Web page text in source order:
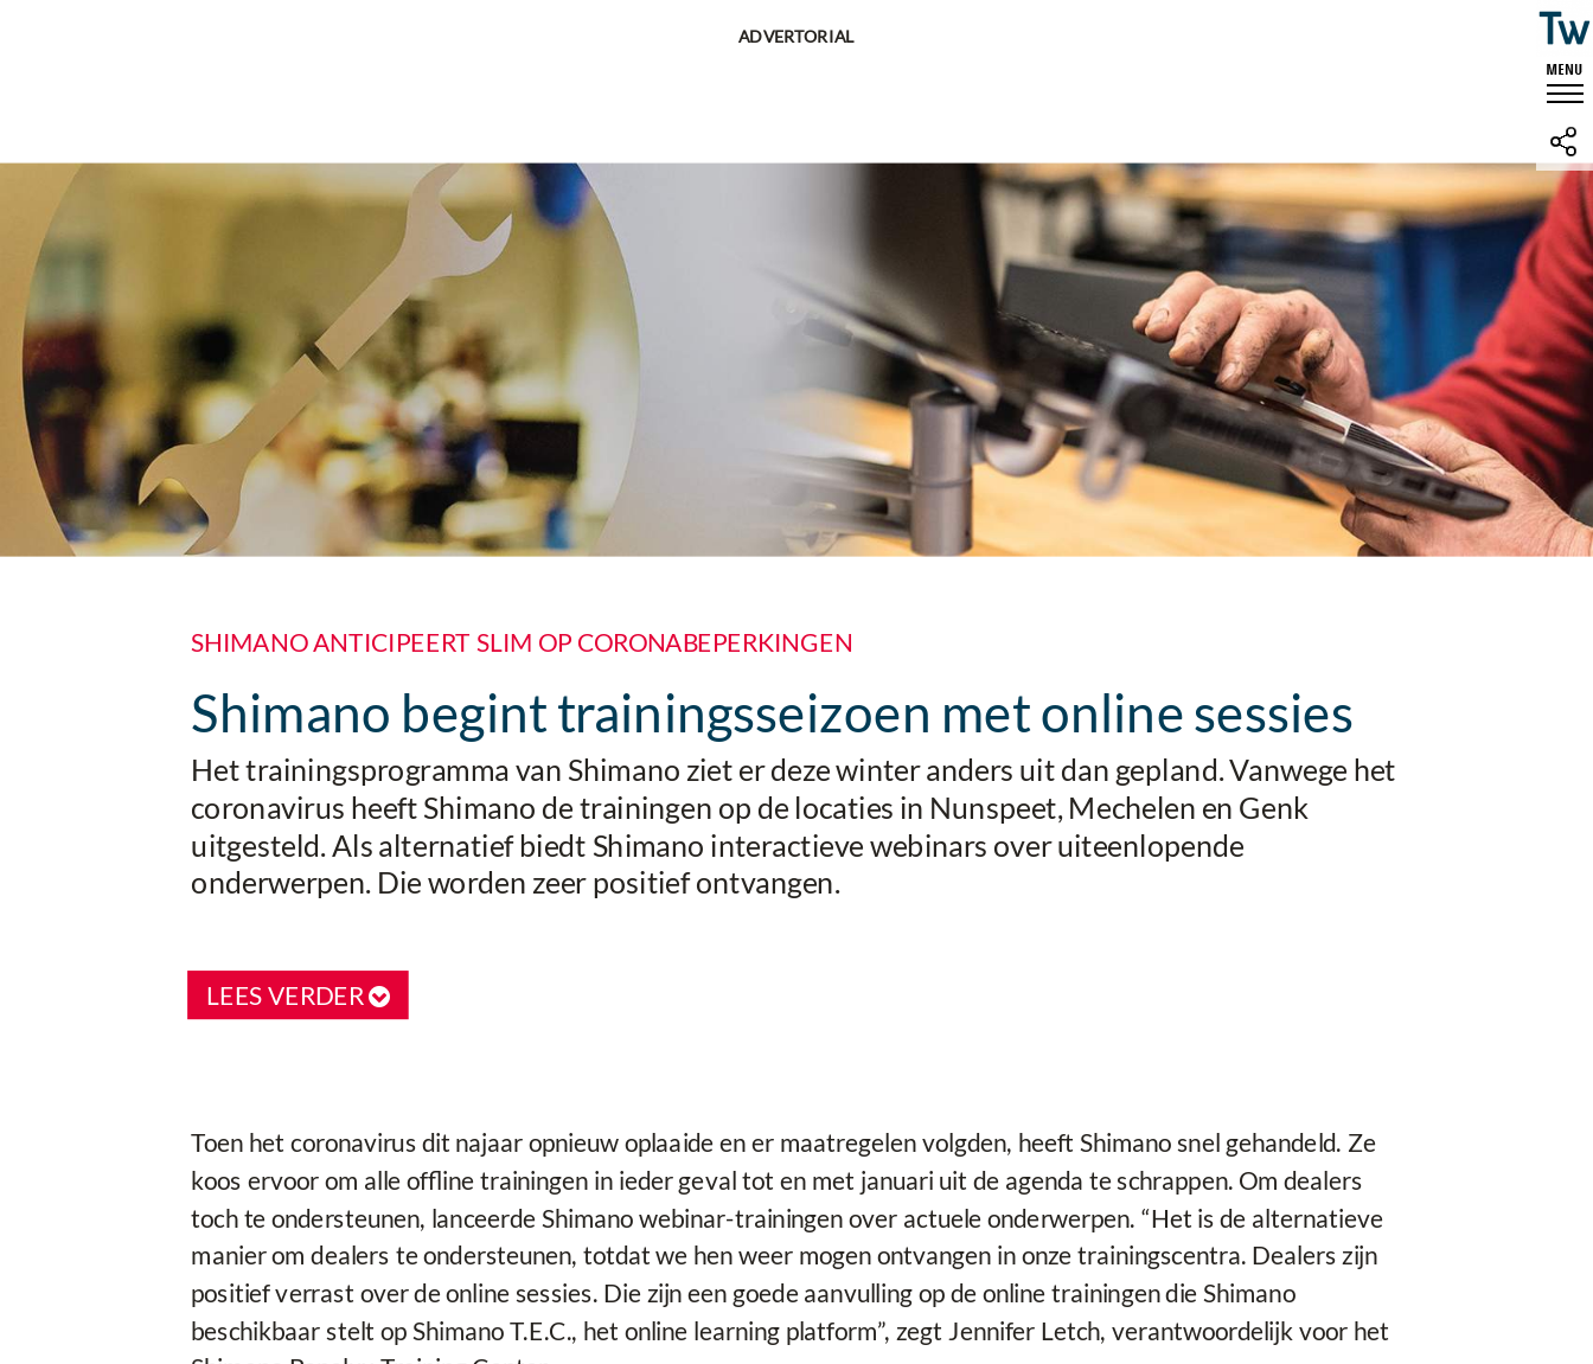
ADVERTORIAL
SHIMANO ANTICIPEERT SLIM OP CORONABEPERKINGEN
Shimano begint trainingsseizoen met online sessies
Het trainingsprogramma van Shimano ziet er deze winter anders uit dan gepland. Vanwege het
coronavirus heeft Shimano de trainingen op de locaties in Nunspeet, Mechelen en Genk
uitgesteld. Als alternatief biedt Shimano interactieve webinars over uiteenlopende
onderwerpen. Die worden zeer positief ontvangen.
LEES VERDER
Toen het coronavirus dit najaar opnieuw oplaaide en er maatregelen volgden, heeft Shimano snel gehandeld. Ze
koos ervoor om alle offline trainingen in ieder geval tot en met januari uit de agenda te schrappen. Om dealers
toch te ondersteunen, lanceerde Shimano webinar-trainingen over actuele onderwerpen. “Het is de alternatieve
manier om dealers te ondersteunen, totdat we hen weer mogen ontvangen in onze trainingscentra. Dealers zijn
positief verrast over de online sessies. Die zijn een goede aanvulling op de online trainingen die Shimano
beschikbaar stelt op Shimano T.E.C., het online learning platform”, zegt Jennifer Letch, verantwoordelijk voor het